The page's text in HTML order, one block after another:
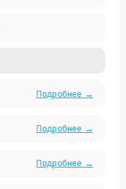
Подробнее →
Подробнее →
Подробнее →